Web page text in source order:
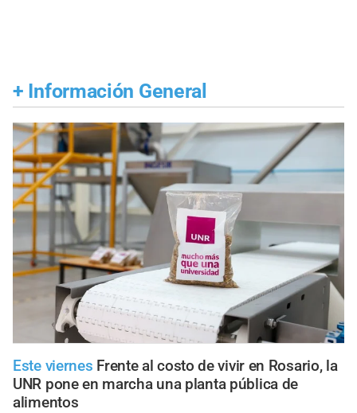
+ Información General
Este viernes Frente al costo de vivir en Rosario, la
UNR pone en marcha una planta pública de
alimentos